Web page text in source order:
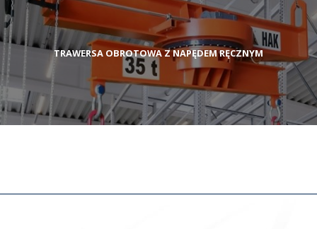
TRAWERSA OBROTOWA Z NAPĘDEM RĘCZNYM